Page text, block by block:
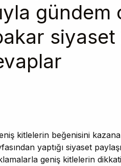
gündem
siyaset
kitlelerin beğenisini
yaptığı siyaset
geniş kitlelerin